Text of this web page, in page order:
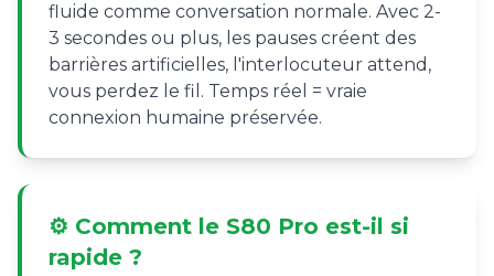
fluide comme conversation normale. Avec 2-
3 secondes ou plus, les pauses créent des
barrières artificielles, l'interlocuteur attend,
vous perdez le fil. Temps réel = vraie
connexion humaine préservée.
⚙️ Comment le S80 Pro est-il si
rapide ?